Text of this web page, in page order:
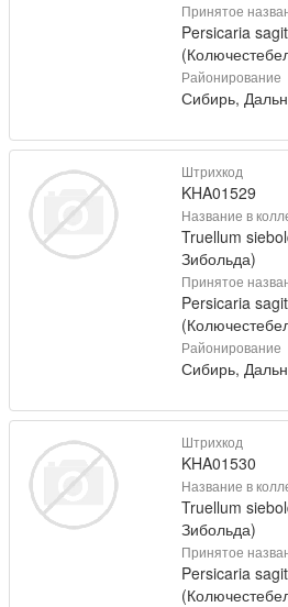
Принятое
Persicaria
Районирование
Сибирь,
Штрихкод
KHA01529
Название в
Truellum
Зибольда)
Принятое
Persicaria
Районирование
Сибирь,
Штрихкод
KHA01530
Название в
Truellum
Зибольда)
Принятое
Persicaria